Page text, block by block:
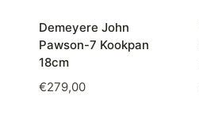
Demeyere John
Pawson-7 Kookpan
18cm
€279,00